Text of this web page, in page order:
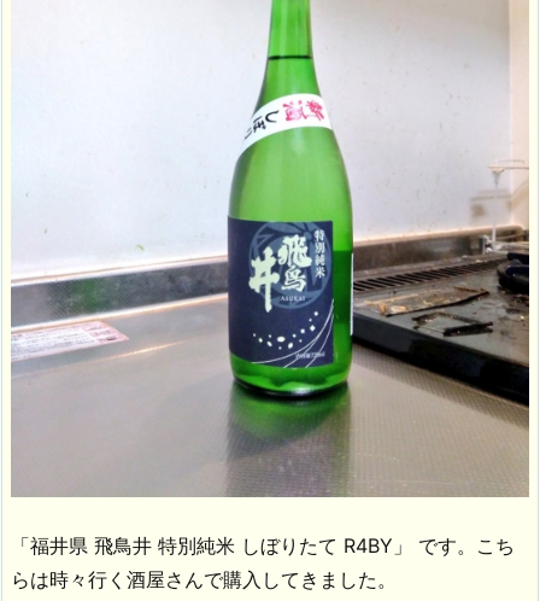
「福井県 飛鳥井 特別純米 しぼりたて R4BY」 です。こち
らは時々行く酒屋さんで購入してきました。